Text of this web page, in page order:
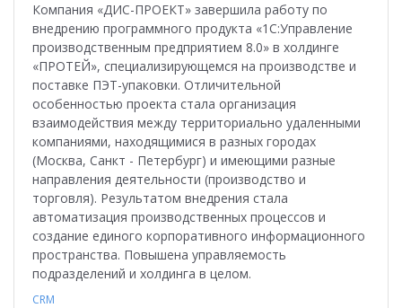
Компания «ДИС-ПРОЕКТ» завершила работу по
внедрению программного продукта «1С:Управление
производственным предприятием 8.0» в холдинге
«ПРОТЕЙ», специализирующемся на производстве и
поставке ПЭТ-упаковки. Отличительной
особенностью проекта стала организация
взаимодействия между территориально удаленными
компаниями, находящимися в разных городах
(Москва, Санкт - Петербург) и имеющими разные
направления деятельности (производство и
торговля). Результатом внедрения стала
автоматизация производственных процессов и
создание единого корпоративного информационного
пространства. Повышена управляемость
подразделений и холдинга в целом.
CRM